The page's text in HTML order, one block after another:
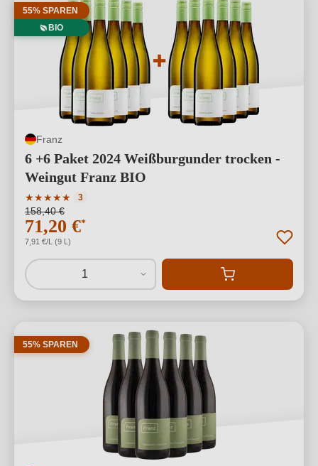
55% SPAREN
BIO
Franz
6 +6 Paket 2024 Weißburgunder trocken -
Weingut Franz BIO
★★★★★
Durchschnittliche Bewertung von 5 von 5 Sternen
3
158,40 €
71,20 €*
7,91 €/L (9 L)
1
55% SPAREN